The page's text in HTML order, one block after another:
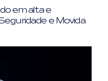
em alta e
e Movida